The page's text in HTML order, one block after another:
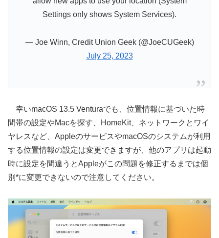
Settings only shows System Services).
— Joe Winn, Credit Union Geek (@JoeCUGeek)
July 25, 2023
幸いmacOS 13.5 Venturaでも、位置情報に基づいた時
間帯の設定やMacを探す、HomeKit、ネットワークとワイ
ヤレスなど、AppleのサービスやmacOSのシステムが利用
する位置情報の設定は変更できますが、他のアプリは起動
時に設定を間違うとAppleがこの問題を修正するまでは個
別*に変更できないので注意してください。